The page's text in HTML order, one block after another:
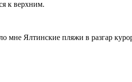
к верхним.
мне Ялтинские пляжи в разгар